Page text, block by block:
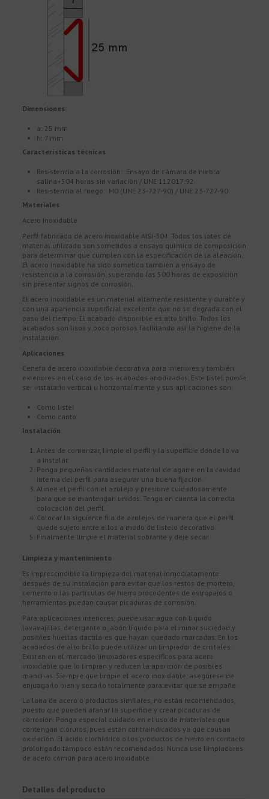
Dimensiones:
a: 25 mm
h: 7 mm
Características técnicas
Resistencia a la corrosión: Ensayo de cámara de niebla
salina+504 horas sin variación / UNE 112017:92
Resistencia al fuego: M0 (UNE 23-727-90) / UNE 23-727-90
Materiales
Acero Inoxidable
Perfil fabricado de acero inoxidable AISI-304. Todos los lotes de
material utilizado son sometidos a ensayo químico de composición
para determinar que cumplen con la especificación de la aleación.
El acero inoxidable ha sido sometido también a ensayo de
resistencia a la corrosión, superando las 500 horas de exposición
sin presentar signos de corrosión.
El acero inoxidable es un material altamente resistente y durable y
con una apariencia superficial excelente que no se degrada con el
paso del tiempo. El acabado disponible es alto brillo. Todos los
acabados son lisos y poco porosos facilitando así la higiene de la
instalación.
Aplicaciones
Cenefa de acero inoxidable decorativa para interiores y también
exteriores en el caso de los acabados anodizados. Este listel puede
ser instalado vertical u horizontalmente y sus aplicaciones son:
Como listel
Como canto
Instalación
Antes de comenzar, limpie el perfil y la superficie donde lo va
a instalar.
Ponga pequeñas cantidades material de agarre en la cavidad
interna del perfil para asegurar una buena fijación.
Alinee el perfil con el azulejo y presione cuidadosamente
para que se mantengan unidos. Tenga en cuenta la correcta
colocación del perfil.
Colocar la siguiente fila de azulejos de manera que el perfil
quede sujeto entre ellos a modo de listelo decorativo.
Finalmente limpie el material sobrante y deje secar.
Limpieza y mantenimiento
Es imprescindible la limpieza del material inmediatamente
después de su instalación para evitar que los restos de mortero,
cemento o las partículas de hierro procedentes de estropajos o
herramientas puedan causar picaduras de corrosión.
Para aplicaciones interiores, puede usar agua con líquido
lavavajillas, detergente o jabón líquido para eliminar suciedad y
posibles huellas dactilares que hayan quedado marcadas. En los
acabados de alto brillo puede utilizar un limpiador de cristales.
Existen en el mercado limpiadores específicos para acero
inoxidable que lo limpian y reducen la aparición de posibles
manchas. Siempre que limpie el acero inoxidable, asegúrese de
enjuagarlo bien y secarlo totalmente para evitar que se empañe.
La lana de acero o productos similares, no están recomendados,
puesto que pueden arañar la superficie y crear picaduras de
corrosión. Ponga especial cuidado en el uso de materiales que
contengan cloruros, pues están contraindicados ya que causan
oxidación. El ácido clorhídrico o los productos de hierro en contacto
prolongado tampoco están recomendados. Nunca use limpiadores
de acero común para acero inoxidable.
Detalles del producto